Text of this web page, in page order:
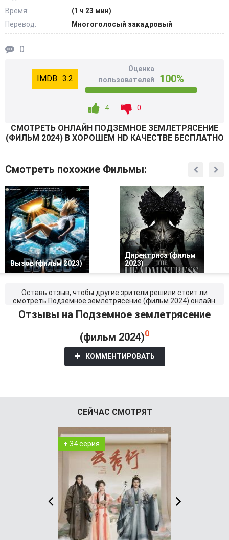
объединяют усилия и прокладывают себе путь наверх.
@Filmix.fan
Время:
(1 ч 23 мин)
Перевод:
Многоголосый закадровый
0
3.2
Оценка
пользователей
100%
4 0
СМОТРEТЬ ОНЛАЙН ПОДЗЕМНОЕ ЗЕМЛЕТРЯСЕНИЕ
(ФИЛЬМ 2024) В ХОРОШЕМ HD КАЧЕСТВЕ БЕСПЛАТНО
Смотреть похожие Фильмы:
Вызов (фильм 2023)
Директриса (фильм
2023)
Оставь отзыв, чтобы другие зрители решили стоит ли
смотреть Подземное землетрясение (фильм 2024) онлайн.
Отзывы на Подземное землетрясение
(фильм 2024)0
КОММЕНТИРОВАТЬ
СЕЙЧАС СМОТРЯТ
+ 34 серия